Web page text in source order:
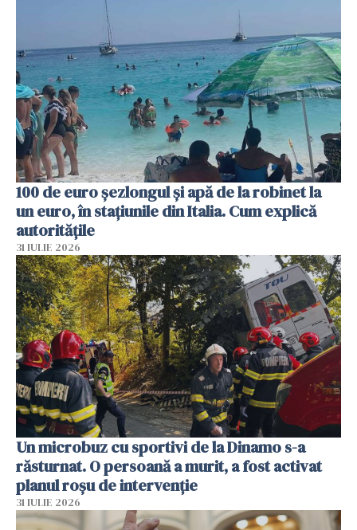
100 de euro șezlongul și apă de la robinet la
un euro, în stațiunile din Italia. Cum explică
autoritățile
31 IULIE 2026
Un microbuz cu sportivi de la Dinamo s-a
răsturnat. O persoană a murit, a fost activat
planul roșu de intervenție
31 IULIE 2026